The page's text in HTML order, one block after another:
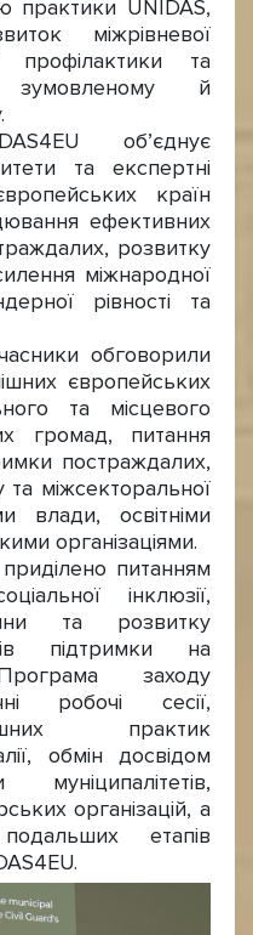
практики UNIDAS,
міжрівневої
профілактики та
зумовленому й
об’єднує
та експертні
країн
ефективних
розвитку
міжнародної
рівності та
обговорили
європейських
та місцевого
громад, питання
постраждалих,
та міжсекторальної
влади, освітніми
організаціями.
питанням
інклюзії,
та розвитку
підтримки на
заходу
робочі сесії,
практик
обмін досвідом
організацій, а
етапів